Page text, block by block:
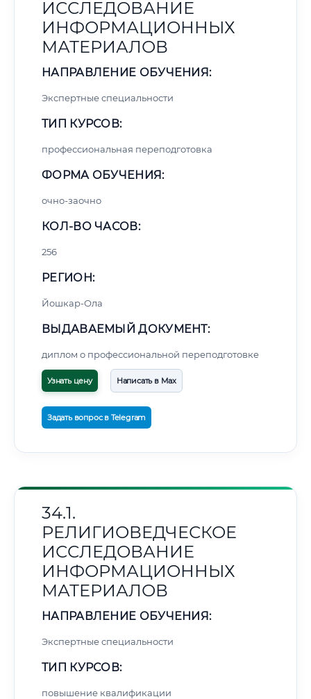
ИССЛЕДОВАНИЕ
ИНФОРМАЦИОННЫХ
МАТЕРИАЛОВ
НАПРАВЛЕНИЕ ОБУЧЕНИЯ:
Экспертные специальности
ТИП КУРСОВ:
профессиональная переподготовка
ФОРМА ОБУЧЕНИЯ:
очно-заочно
КОЛ-ВО ЧАСОВ:
256
РЕГИОН:
Йошкар-Ола
ВЫДАВАЕМЫЙ ДОКУМЕНТ:
диплом о профессиональной переподготовке
Узнать цену Написать в Max
Задать вопрос в Telegram
34.1.
РЕЛИГИОВЕДЧЕСКОЕ
ИССЛЕДОВАНИЕ
ИНФОРМАЦИОННЫХ
МАТЕРИАЛОВ
НАПРАВЛЕНИЕ ОБУЧЕНИЯ:
Экспертные специальности
ТИП КУРСОВ:
повышение квалификации